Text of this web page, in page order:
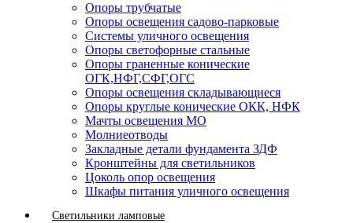
Опоры трубчатые
Опоры освещения садово-парковые
Системы уличного освещения
Опоры светофорные стальные
Опоры граненные конические
ОГК,НФГ,СФГ,ОГС
Опоры освещения складывающиеся
Опоры круглые конические ОКК, НФК
Мачты освещения МО
Молниеотводы
Закладные детали фундамента ЗДФ
Кронштейны для светильников
Цоколь опор освещения
Шкафы питания уличного освещения
Светильники ламповые